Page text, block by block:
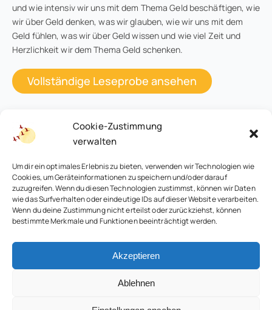
Cookie-Zustimmung
verwalten
Um dir ein optimales Erlebnis zu bieten, verwenden wir Technologien wie
Cookies, um Geräteinformationen zu speichern und/oder darauf
zuzugreifen. Wenn du diesen Technologien zustimmst, können wir Daten
wie das Surfverhalten oder eindeutige IDs auf dieser Website verarbeiten.
Wenn du deine Zustimmung nicht erteilst oder zurückziehst, können
bestimmte Merkmale und Funktionen beeinträchtigt werden.
Akzeptieren
Ablehnen
und wie intensiv wir uns mit dem Thema Geld beschäftigen, wie
wir über Geld denken, was wir glauben, wie wir uns mit dem
Geld fühlen, was wir über Geld wissen und wie viel Zeit und
Herzlichkeit wir dem Thema Geld schenken.
Vollständige Leseprobe ansehen